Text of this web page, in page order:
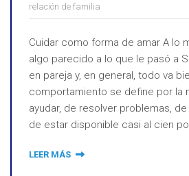
relación de familia
Cuidar como forma de amar A lo
algo parecido a lo que le pasó a
en pareja y, en general, todo va
comportamiento se define por la
ayudar, de resolver problemas,
de estar disponible casi al cien
LEER MÁS